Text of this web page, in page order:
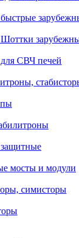
СВЧ печей
мосты и модули
симисторы